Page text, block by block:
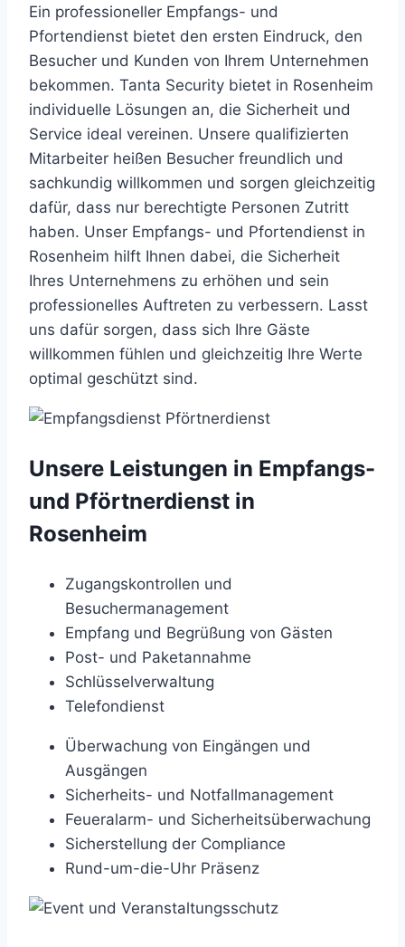
Ein professioneller Empfangs- und
Pfortendienst bietet den ersten Eindruck, den
Besucher und Kunden von Ihrem Unternehmen
bekommen. Tanta Security bietet in Rosenheim
individuelle Lösungen an, die Sicherheit und
Service ideal vereinen. Unsere qualifizierten
Mitarbeiter heißen Besucher freundlich und
sachkundig willkommen und sorgen gleichzeitig
dafür, dass nur berechtigte Personen Zutritt
haben. Unser Empfangs- und Pfortendienst in
Rosenheim hilft Ihnen dabei, die Sicherheit
Ihres Unternehmens zu erhöhen und sein
professionelles Auftreten zu verbessern. Lasst
uns dafür sorgen, dass sich Ihre Gäste
willkommen fühlen und gleichzeitig Ihre Werte
optimal geschützt sind.
Unsere Leistungen in Empfangs-
und Pförtnerdienst in
Rosenheim
Zugangskontrollen und
Besuchermanagement
Empfang und Begrüßung von Gästen
Post- und Paketannahme
Schlüsselverwaltung
Telefondienst
Überwachung von Eingängen und
Ausgängen
Sicherheits- und Notfallmanagement
Feueralarm- und Sicherheitsüberwachung
Sicherstellung der Compliance
Rund-um-die-Uhr Präsenz